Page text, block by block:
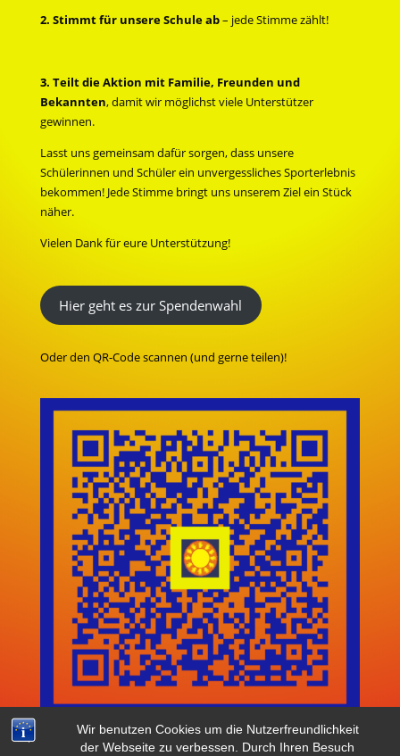
Wir benutzen Cookies um die Nutzerfreundlichkeit
der Webseite zu verbessen. Durch Ihren Besuch
2. Stimmt für unsere Schule ab– jede Stimme zählt!
3. Teilt die Aktion mit Familie, Freunden und
Bekannten, damit wir möglichst viele Unterstützer
gewinnen.
Lasst uns gemeinsam dafür sorgen, dass unsere
Schülerinnen und Schüler ein unvergessliches Sporterlebnis
bekommen! Jede Stimme bringt uns unserem Ziel ein Stück
näher.
Vielen Dank für eure Unterstützung!
Hier geht es zur Spendenwahl
Oder den QR-Code scannen (und gerne teilen)!